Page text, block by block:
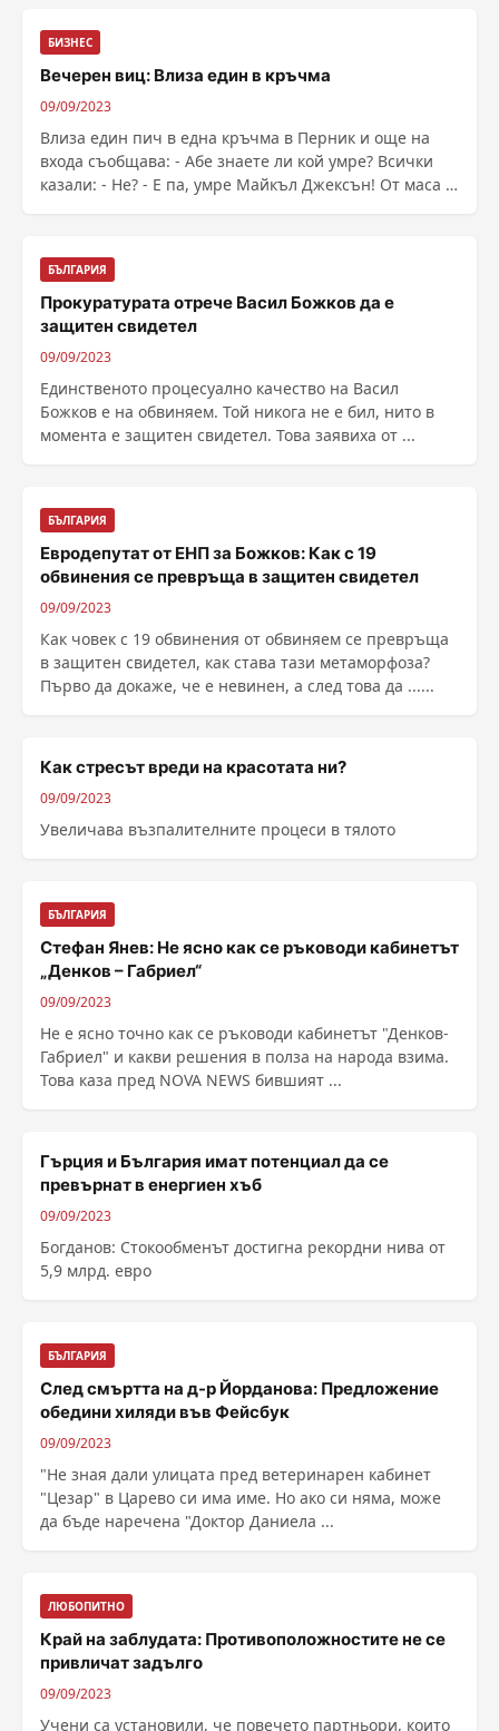
БИЗНЕС
Вечерен виц: Влиза един в кръчма
09/09/2023
Влиза един пич в една кръчма в Перник и още на
входа съобщава: - Абе знаете ли кой умре? Всички
казали: - Не? - Е па, умре Майкъл Джексън! От маса в
БЪЛГАРИЯ
Прокуратурата отрече Васил Божков да е
защитен свидетел
09/09/2023
Единственото процесуално качество на Васил
Божков е на обвиняем. Той никога не е бил, нито в
момента е защитен свидетел. Това заявиха от ...
БЪЛГАРИЯ
Евродепутат от ЕНП за Божков: Как с 19
обвинения се превръща в защитен свидетел
09/09/2023
Как човек с 19 обвинения от обвиняем се превръща
в защитен свидетел, как става тази метаморфоза?
Първо да докаже, че е невинен, а след това да ......
Как стресът вреди на красотата ни?
09/09/2023
Увеличава възпалителните процеси в тялото
БЪЛГАРИЯ
Стефан Янев: Не ясно как се ръководи кабинетът
„Денков – Габриел“
09/09/2023
Не е ясно точно как се ръководи кабинетът "Денков-
Габриел" и какви решения в полза на народа взима.
Това каза пред NOVA NEWS бившият ...
Гърция и България имат потенциал да се
превърнат в енергиен хъб
09/09/2023
Богданов: Стокообменът достигна рекордни нива от
5,9 млрд. евро
БЪЛГАРИЯ
След смъртта на д-р Йорданова: Предложение
обедини хиляди във Фейсбук
09/09/2023
"Не зная дали улицата пред ветеринарен кабинет
"Цезар" в Царево си има име. Но ако си няма, може
да бъде наречена "Доктор Даниела ...
ЛЮБОПИТНО
Край на заблудата: Противоположностите не се
привличат задълго
09/09/2023
Учени са установили, че повечето партньори, които